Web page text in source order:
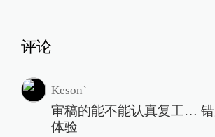
评论
Keson`
审稿的能不能认真复工…
体验